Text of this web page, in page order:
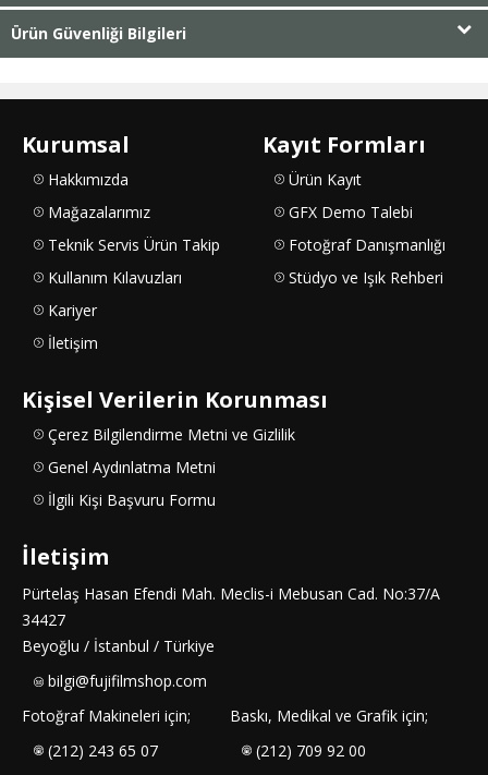
Ürün Güvenliği Bilgileri
Kurumsal
Hakkımızda
Mağazalarımız
Teknik Servis Ürün Takip
Kullanım Kılavuzları
Kariyer
İletişim
Kayıt Formları
Ürün Kayıt
GFX Demo Talebi
Fotoğraf Danışmanlığı
Stüdyo ve Işık Rehberi
Kişisel Verilerin Korunması
Çerez Bilgilendirme Metni ve Gizlilik
Genel Aydınlatma Metni
İlgili Kişi Başvuru Formu
İletişim
Pürtelaş Hasan Efendi Mah. Meclis-i Mebusan Cad. No:37/A
34427
Beyoğlu / İstanbul / Türkiye
bilgi@fujifilmshop.com
Fotoğraf Makineleri için;
(212) 243 65 07
Baskı, Medikal ve Grafik için;
(212) 709 92 00